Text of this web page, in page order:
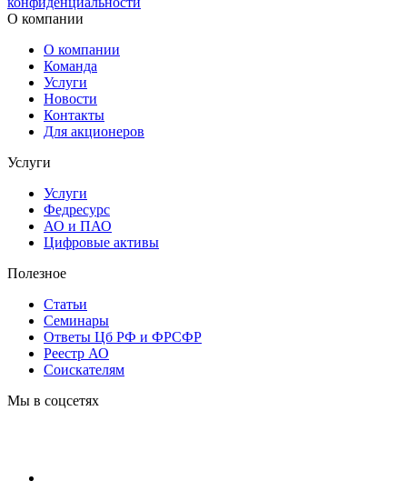
О компании
О компании
Команда
Услуги
Новости
Контакты
Для акционеров
Услуги
Услуги
Федресурс
АО и ПАО
Цифровые активы
Полезное
Статьи
Cеминары
Ответы Цб РФ и ФРСФР
Реестр АО
Соискателям
Мы в соцсетях